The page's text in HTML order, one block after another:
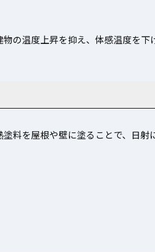
の温度上昇を抑え、体感温度を下
料を屋根や壁に塗ることで、日